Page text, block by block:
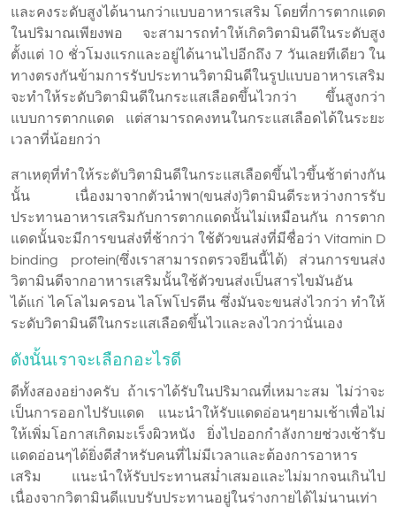
และคงระดับสูงได้นานกว่าแบบอาหารเสริม โดยที่การตากแดด
ในปริมาณเพียงพอ จะสามารถทำให้เกิดวิตามินดีในระดับสูง
ตั้งแต่ 10 ชั่วโมงแรกและอยู่ได้นานไปอีกถึง 7 วันเลยทีเดียว ใน
ทางตรงกันข้ามการรับประทานวิตามินดีในรูปแบบอาหารเสริม
จะทำให้ระดับวิตามินดีในกระแสเลือดขึ้นไวกว่า ขึ้นสูงกว่า
แบบการตากแดด แต่สามารถคงทนในกระแสเลือดได้ในระยะ
เวลาที่น้อยกว่า
สาเหตุที่ทำให้ระดับวิตามินดีในกระแสเลือดขึ้นไวขึ้นช้าต่างกัน
นั้น เนื่องมาจากตัวนำพา(ขนส่ง)วิตามินดีระหว่างการรับ
ประทานอาหารเสริมกับการตากแดดนั้นไม่เหมือนกัน การตาก
แดดนั้นจะมีการขนส่งที่ช้ากว่า ใช้ตัวขนส่งที่มีชื่อว่า Vitamin D
binding protein(ซึ่งเราสามารถตรวจยีนนี้ได้) ส่วนการขนส่ง
วิตามินดีจากอาหารเสริมนั้นใช้ตัวขนส่งเป็นสารไขมันอัน
ได้แก่ ไคโลไมครอน ไลโพโปรตีน ซึ่งมันจะขนส่งไวกว่า ทำให้
ระดับวิตามินดีในกระแสเลือดขึ้นไวและลงไวกว่านั่นเอง
ดังนั้นเราจะเลือกอะไรดี
ดีทั้งสองอย่างครับ ถ้าเราได้รับในปริมาณที่เหมาะสม ไม่ว่าจะ
เป็นการออกไปรับแดด แนะนำให้รับแดดอ่อนๆยามเช้าเพื่อไม่
ให้เพิ่มโอกาสเกิดมะเร็งผิวหนัง ยิ่งไปออกกำลังกายช่วงเช้ารับ
แดดอ่อนๆได้ยิ่งดีสำหรับคนที่ไม่มีเวลาและต้องการอาหาร
เสริม แนะนำให้รับประทานสม่ำเสมอและไม่มากจนเกินไป
เนื่องจากวิตามินดีแบบรับประทานอยู่ในร่างกายได้ไม่นานเท่า